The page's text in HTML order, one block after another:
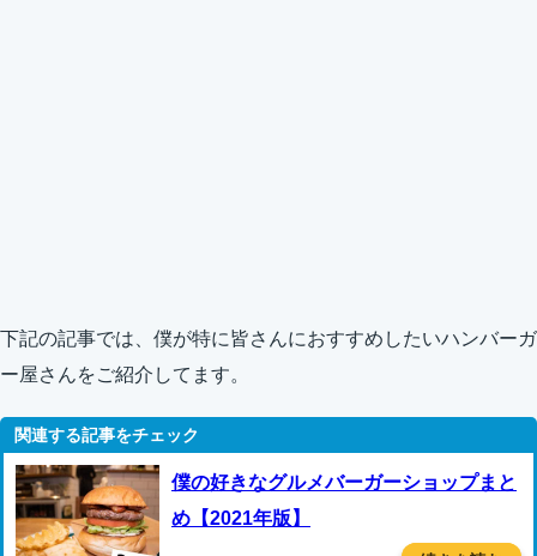
下記の記事では、僕が特に皆さんにおすすめしたいハンバーガ
ー屋さんをご紹介してます。
僕の好きなグルメバーガーショップまと
め【2021年版】